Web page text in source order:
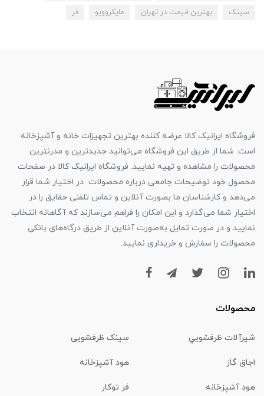
سینک
بهترین قیمت در تهران مایکروویو فر
فروشگاه ایرانیک کالا عرضه کننده بهترین تجهیزات خانه و آشپزخانه
است. شما از طریق این فروشگاه می‌توانید جدیدترین و مدرنترین
محصولات را مشاهده و تهیه نمایید. فروشگاه ایرانیک کالا در صفحات
محصول خود توضیحات جامعی درباره محصولات در اختیار شما قرار
می‌دهد و کارشناسان ما بصورت آنلاین و تماس تلفنی حقایق را در
اختیار شما می‌گذارد و این امکان را فراهم می‌سازند که آگاهانه انتخاب
نمایید و در صورت تمایل به‌صورت آنلاین از طریق درگاه‌های بانکی
محصولات را سفارش و خریداری نمایید.
محصولات
شیرآلات ظرفشويي سینک ظرفشویی
اجاق گاز هود آشپزخانه
هود آشپزخانه فر توکار